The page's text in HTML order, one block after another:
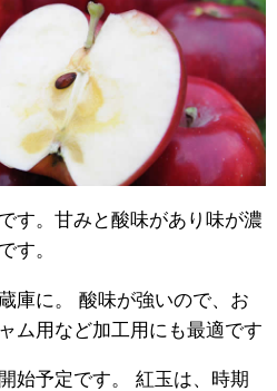
す。甘みと酸味があり味が濃
す。
庫に。 酸味が強いので、お
ム用など加工用にも最適です
始予定です。 紅玉は、時期